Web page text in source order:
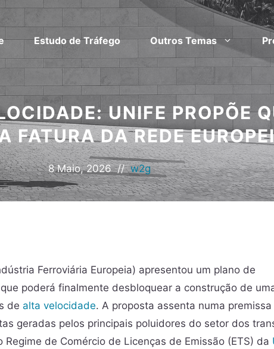
Estudo de Tráfego Outros Temas
UNIFE PROPÕE
FATURA DA REDE
8 Maio, 2026 // w2g
Ferroviária Europeia) apresentou um plano de
poderá finalmente desbloquear a construção de
de alta velocidade. A proposta assenta numa
geradas pelos principais poluidores do setor dos
de Comércio de Licenças de Emissão (ETS) da